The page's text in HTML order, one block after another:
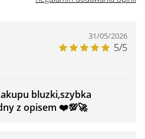
31/05/2026
5/5
bluzki,szybka
z opisem ❤️💯🚀